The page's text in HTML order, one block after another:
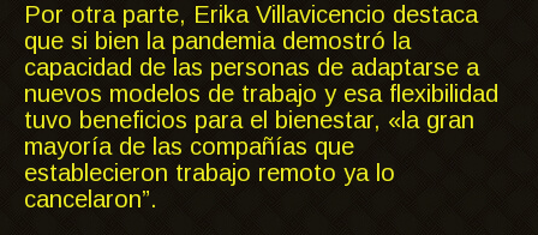
Por otra parte, Erika Villavicencio destaca
que si bien la pandemia demostró la
capacidad de las personas de adaptarse a
nuevos modelos de trabajo y esa flexibilidad
tuvo beneficios para el bienestar, «la gran
mayoría de las compañías que
establecieron trabajo remoto ya lo
cancelaron”.